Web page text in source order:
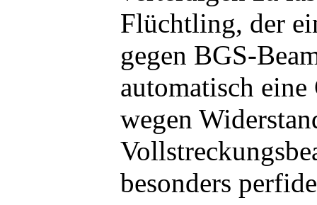
Flüchtling, der
gegen BGS-
automatisch eine
wegen
besonders